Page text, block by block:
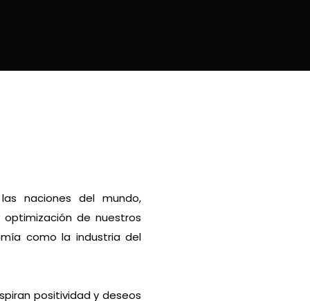
naciones del mundo,
de nuestros
como la industria del
positividad y deseos